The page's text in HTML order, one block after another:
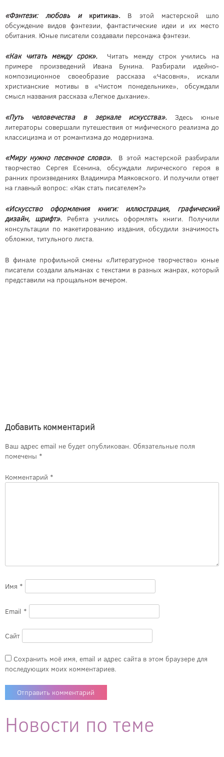
«Фэнтези: любовь икритика». В этой мастерской шло
обсуждение видов фэнтезии, фантастические идеи и их место
обитания. Юные писатели создавали персонажа фэнтези.
«Как читать между срок». Читать между строк учились на
примере произведений Ивана Бунина. Разбирали идейно-
композиционное своеобразие рассказа «Часовня», искали
христианские мотивы в «Чистом понедельнике», обсуждали
смысл названия рассказа «Легкое дыхание».
«Путь человечества в зеркале искусства». Здесь юные
литераторы совершали путешествия от мифического реализма до
классицизма и от романтизма до модернизма.
«Миру нужно песенное слово». В этой мастерской разбирали
творчество Сергея Есенина, обсуждали лирического героя в
ранних произведениях Владимира Маяковского. И получили ответ
на главный вопрос: «Как стать писателем?»
«Искусство оформления книги: иллюстрация, графический
дизайн, шрифт». Ребята учились оформлять книги. Получили
консультации по макетированию издания, обсудили значимость
обложки, титульного листа.
В финале профильной смены «Литературное творчество» юные
писатели создали альманах с текстами в разных жанрах, который
представили на прощальном вечером.
Добавить комментарий
Ваш адрес email не будет опубликован. Обязательные поля
помечены *
Комментарий *
Имя *
Email *
Сайт
Сохранить моё имя, email и адрес сайта в этом браузере для
последующих моих комментариев.
Новости по теме